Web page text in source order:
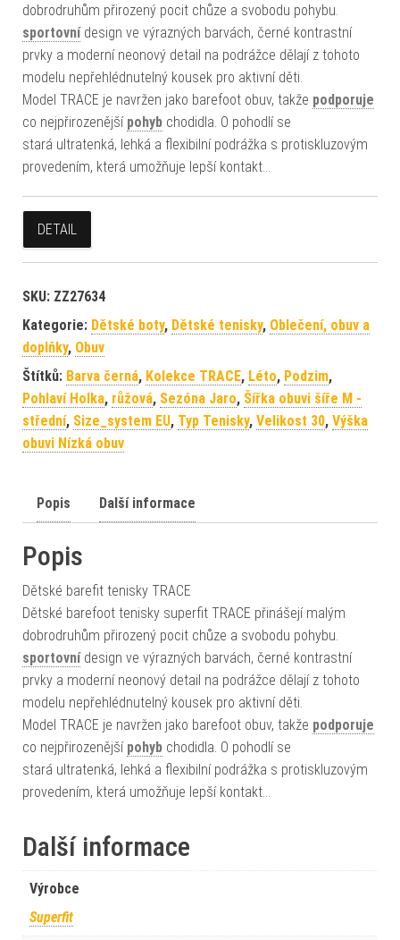
dobrodruhům přirozený pocit chůze a svobodu pohybu.
sportovnídesign ve výrazných barvách, černé kontrastní
prvky a moderní neonový detail na podrážce dělají z tohoto
modelu nepřehlédnutelný kousek pro aktivní děti.
Model TRACE je navržen jako barefoot obuv, takže podporuje
co nejpřirozenější pohyb chodidla. O pohodlí se
stará ultratenká, lehká a flexibilní podrážka s protiskluzovým
provedením, která umožňuje lepší kontakt…
DETAIL
SKU: ZZ27634
Kategorie: Dětské boty, Dětské tenisky, Oblečení, obuv a
doplňky, Obuv
Štítků: Barva černá, Kolekce TRACE, Léto, Podzim,
Pohlaví Holka, růžová, Sezóna Jaro, Šířka obuvi šíře M -
střední, Size_system EU, Typ Tenisky, Velikost 30, Výška
obuvi Nízká obuv
Popis Další informace
Popis
Dětské barefit tenisky TRACE
Dětské barefoot tenisky superfit TRACE přinášejí malým
dobrodruhům přirozený pocit chůze a svobodu pohybu.
sportovnídesign ve výrazných barvách, černé kontrastní
prvky a moderní neonový detail na podrážce dělají z tohoto
modelu nepřehlédnutelný kousek pro aktivní děti.
Model TRACE je navržen jako barefoot obuv, takže podporuje
co nejpřirozenější pohyb chodidla. O pohodlí se
stará ultratenká, lehká a flexibilní podrážka s protiskluzovým
provedením, která umožňuje lepší kontakt…
Další informace
Výrobce
Superfit